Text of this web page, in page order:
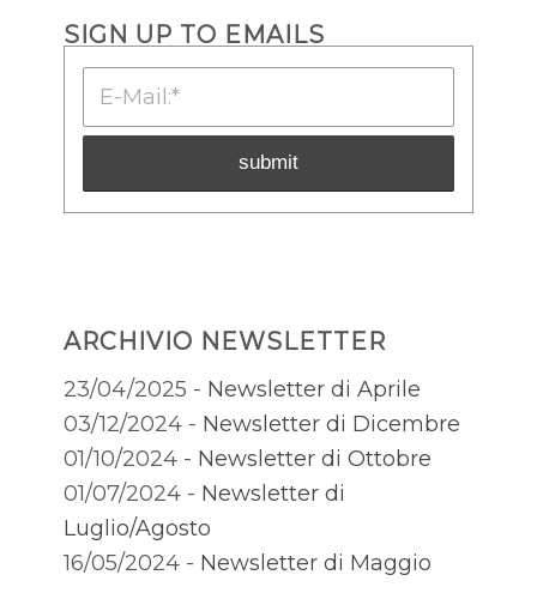
SIGN UP TO EMAILS
ARCHIVIO NEWSLETTER
23/04/2025 - Newsletter di Aprile
03/12/2024 - Newsletter di Dicembre
01/10/2024 - Newsletter di Ottobre
01/07/2024 - Newsletter di
Luglio/Agosto
16/05/2024 - Newsletter di Maggio